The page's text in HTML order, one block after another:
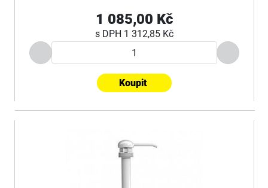
1 085,00 Kč
s DPH 1 312,85 Kč
Koupit